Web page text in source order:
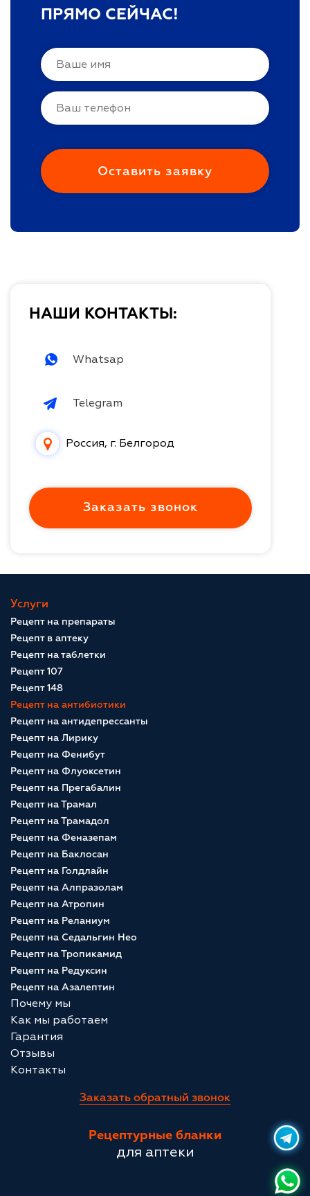
ПРЯМО СЕЙЧАС!
НАШИ КОНТАКТЫ:
Whatsap
Telegram
Россия, г. Белгород
Заказать звонок
Рецептурные бланки
для аптеки
Услуги
Рецепт на препараты
Рецепт в аптеку
Рецепт на таблетки
Рецепт 107
Рецепт 148
Рецепт на антибиотики
Рецепт на антидепрессанты
Рецепт на Лирику
Рецепт на Фенибут
Рецепт на Флуоксетин
Рецепт на Прегабалин
Рецепт на Трамал
Рецепт на Трамадол
Рецепт на Феназепам
Рецепт на Баклосан
Рецепт на Голдлайн
Рецепт на Алпразолам
Рецепт на Атропин
Рецепт на Реланиум
Рецепт на Седальгин Нео
Рецепт на Тропикамид
Рецепт на Редуксин
Рецепт на Азалептин
Почему мы
Как мы работаем
Гарантия
Отзывы
Контакты
Заказать обратный звонок